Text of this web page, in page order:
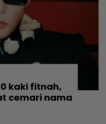
kaki fitnah,
cemari nama